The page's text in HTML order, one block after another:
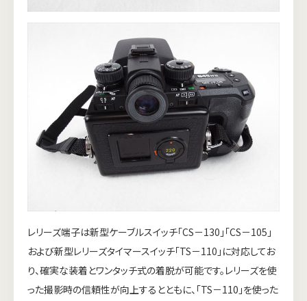
レリーズ端子は新型ケーブルスイッチ「CS－130」「CS－105」
および新型レリーズタイマースイッチ「TS－110」に対応してお
り、確実な装着とワンタッチ式の着脱が可能です。レリーズを使
った撮影時の信頼性が向上するとともに、「TS－110」を使った